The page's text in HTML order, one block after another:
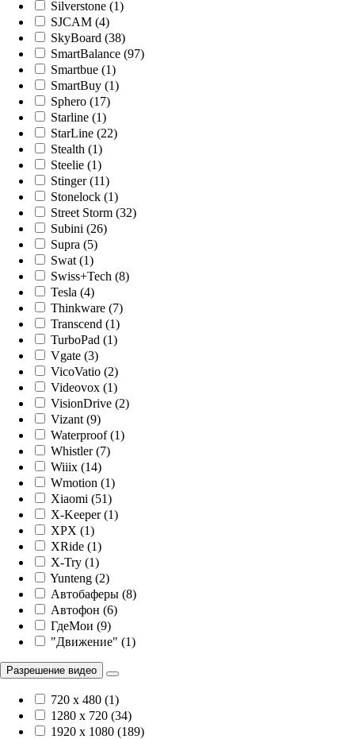
Silverstone (1)
SJCAM (4)
SkyBoard (38)
SmartBalance (97)
Smartbue (1)
SmartBuy (1)
Sphero (17)
Starline (1)
StarLine (22)
Stealth (1)
Steelie (1)
Stinger (11)
Stonelock (1)
Street Storm (32)
Subini (26)
Supra (5)
Swat (1)
Swiss+Tech (8)
Tesla (4)
Thinkware (7)
Transcend (1)
TurboPad (1)
Vgate (3)
VicoVatio (2)
Videovox (1)
VisionDrive (2)
Vizant (9)
Waterproof (1)
Whistler (7)
Wiiix (14)
Wmotion (1)
Xiaomi (51)
X-Keeper (1)
XPX (1)
XRide (1)
X-Try (1)
Yunteng (2)
Автобаферы (8)
Автофон (6)
ГдеМои (9)
"Движение" (1)
Разрешение видео
720 x 480 (1)
1280 x 720 (34)
1920 х 1080 (189)